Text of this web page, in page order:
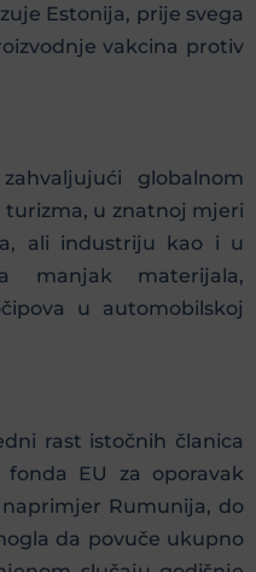
Estonija, prije svega
vakcina protiv
globalnom
u znatnoj mjeri
ali industriju kao i u
manjak materijala,
u automobilskoj
rast istočnih članica
EU za oporavak
Rumunija, do
da povuče ukupno